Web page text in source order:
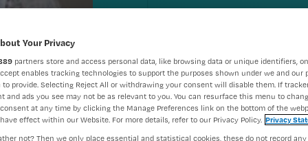
Blog Hugo:
Your Privacy
partners store and access personal data, like browsing data or unique identifiers,
enables tracking technologies to support the purposes shown under we and our
to provide. Selecting Reject All or withdrawing your consent will disable them. If
and ads you see may not be as relevant to you. You can resurface this menu to
at any time by clicking the Manage Preferences link on the bottom of the
effect within our Website. For more details, refer to our Privacy Policy. Privacy
not? Then we only place essential and statistical cookies, these do not record